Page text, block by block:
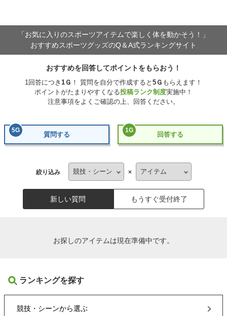
「お気に入りのスポーツアイテムで楽しく体を動かそう！」
おすすめスポーツグッズのQ＆A式ランキングサイト
おすすめを回答してポイントをもらおう！
1回答につき 1 Ｇ ！ 質問を自分で作成すると 5 Ｇ もらえます！
ポイントがたまりやすくなる投稿ランク制度実施中！
注意事項をよくご確認の上、回答ください。
5G
質問する
1G
回答する
絞り込み ×
新しい質問 もうすぐ受付終了
お探しのアイテムは現在準備中です。
ランキングを探す
競技・シーンから選ぶ